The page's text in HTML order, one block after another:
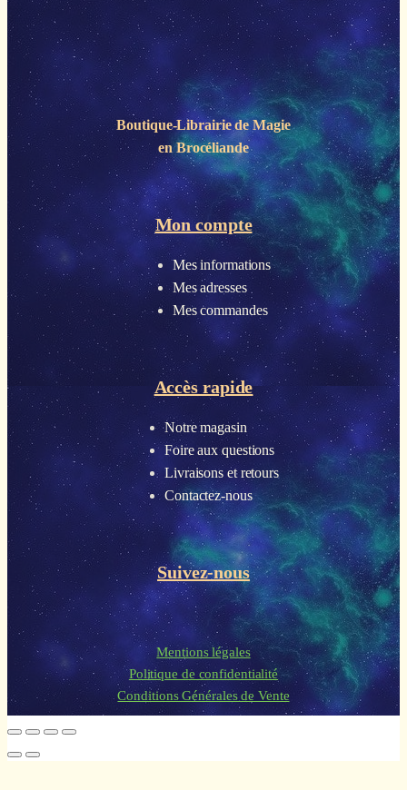
Boutique-Librairie deMagie
en Brocéliande
Mon compte
Mes informations
Mes adresses
Mes commandes
Accès rapide
Notre magasin
Foire aux questions
Livraisons et retours
Contactez-nous
Suivez-nous
Mentions légales
Politique de confidentialité
Conditions Générales de Vente